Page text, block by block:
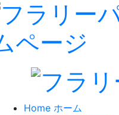
Home ホーム